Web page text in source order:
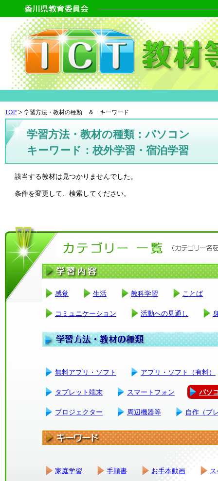
TOP 学習方法・教材の種類 ＆ キーワード
学習方法・教材の種類：パソコン
キーワード：校外学習・宿泊学習
該当する教材は見つかりませんでした。
条件を変更して、検索してください。
感覚 生活 教科学習 ことば
コミュニケーション 活動への見通し
無料アプリ・ソフト アプリ・ソフト（有料）
タブレット端末 スマートフォン パソ
プロジェクター 周辺機器等 自作（プ
家庭学習 手順書 お手本動画